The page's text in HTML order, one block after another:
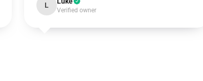
L
Verified owner